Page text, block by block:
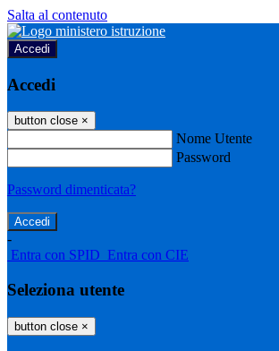
Salta al contenuto
Accedi
Accedi
button close ×
Nome Utente
Password
Password dimenticata?
-
Entra con SPID Entra con CIE
Seleziona utente
button close ×